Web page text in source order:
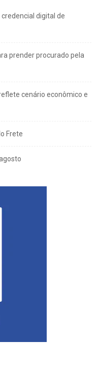
digital de
prender procurado pela
cenário econômico e
Frete